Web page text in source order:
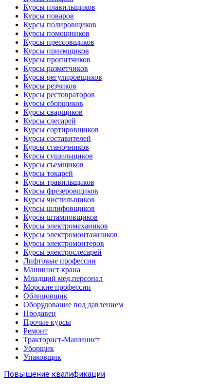
Курсы плавильщиков
Курсы поваров
Курсы полировщиков
Курсы помощников
Курсы прессовщиков
Курсы приемщиков
Курсы пропитчиков
Курсы разметчиков
Курсы регулировщиков
Курсы резчиков
Курсы рестовраторов
Курсы сборщиков
Курсы сварщиков
Курсы слесарей
Курсы сортировщиков
Курсы составителей
Курсы станочников
Курсы сушильщиков
Курсы съемщиков
Курсы токарей
Курсы травильщиков
Курсы фрезеровщиков
Курсы чистильщиков
Курсы шлифовщиков
Курсы штамповщиков
Курсы электромехаников
Курсы электромонтажников
Курсы электромонтеров
Курсы электрослесарей
Лифтовые профессии
Машинист крана
Младщий мед.персонал
Морские профессии
Облицовщик
Оборудование под давлением
Продавец
Прочие курсы
Ремонт
Тракторист-Машинист
Уборщик
Упаковщик
Повышение квалификации